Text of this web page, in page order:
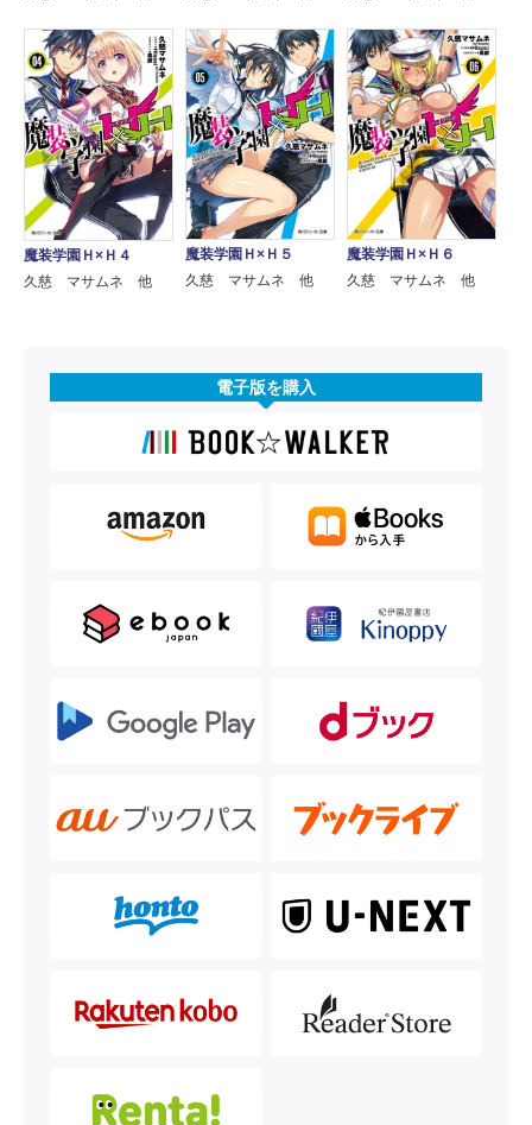
魔装学園Ｈ×Ｈ４
久慈 マサムネ 他
魔装学園Ｈ×Ｈ５
久慈 マサムネ 他
魔装学園Ｈ×Ｈ６
久慈 マサムネ 他
電子版を購入